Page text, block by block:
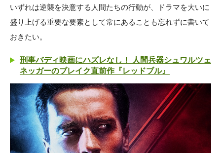
いずれは逆襲を決意する人間たちの行動が、ドラマを大いに
盛り上げる重要な要素として常にあることも忘れずに書いて
おきたい。
刑事バディ映画にハズレなし！ 人間兵器シュワルツェ
ネッガーのブレイク直前作『レッドブル』